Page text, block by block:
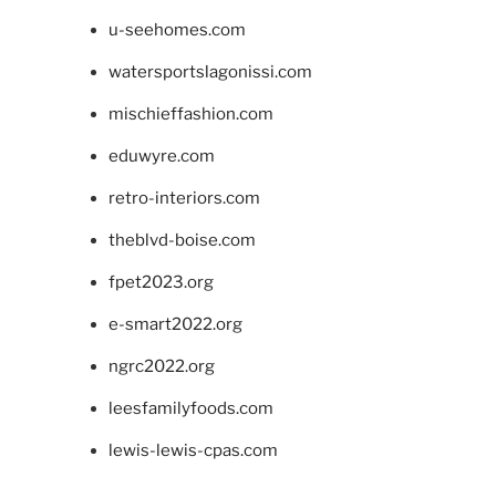
u-seehomes.com
watersportslagonissi.com
mischieffashion.com
eduwyre.com
retro-interiors.com
theblvd-boise.com
fpet2023.org
e-smart2022.org
ngrc2022.org
leesfamilyfoods.com
lewis-lewis-cpas.com